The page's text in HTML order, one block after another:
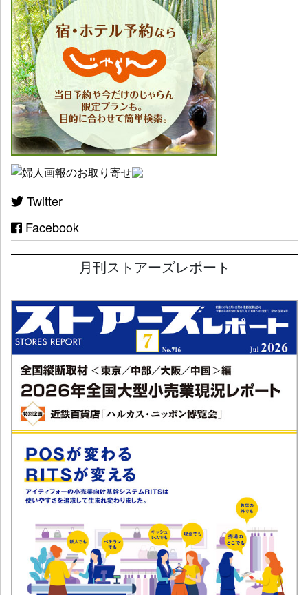
Twitter
Facebook
月刊ストアーズレポート